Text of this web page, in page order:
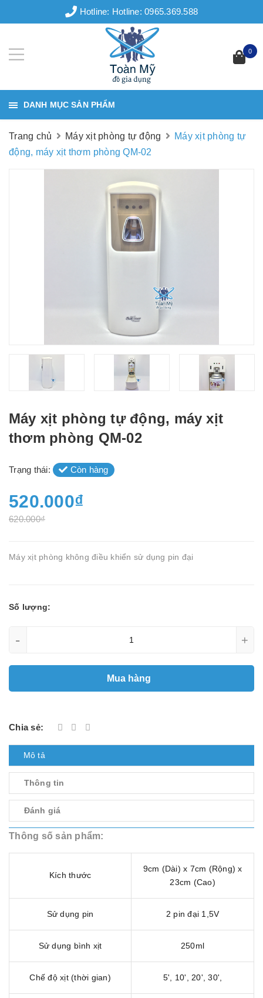
Hotline: Hotline: 0965.369.588
0
DANH MỤC SẢN PHẨM
Trang chủ Máy xịt phòng tự động
Máy xịt phòng tự
động, máy xịt thơm phòng QM-02
Máy xịt phòng tự động, máy xịt
thơm phòng QM-02
Trạng thái: Còn hàng
520.000₫
620.000₫
Máy xịt phòng không điều khiển sử dụng pin đại
Số lượng:
- +
Mua hàng
Chia sẻ:
Mô tả
Thông tin
Đánh giá
Thông số sản phẩm:
Kích thước
9cm (Dài) x 7cm (Rộng) x
23cm (Cao)
Sử dụng pin 2 pin đại 1,5V
Sử dụng bình xịt 250ml
Chế độ xịt (thời gian) 5', 10', 20', 30',